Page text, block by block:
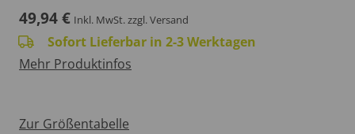
49,94€ Inkl. MwSt.zzgl. Versand
Sofort Lieferbar in 2-3 Werktagen
Mehr Produktinfos
Zur Größentabelle